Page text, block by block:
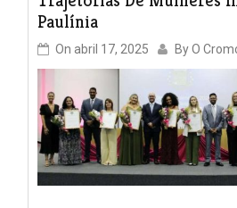
Paulínia
On abril 17, 2025 ByO